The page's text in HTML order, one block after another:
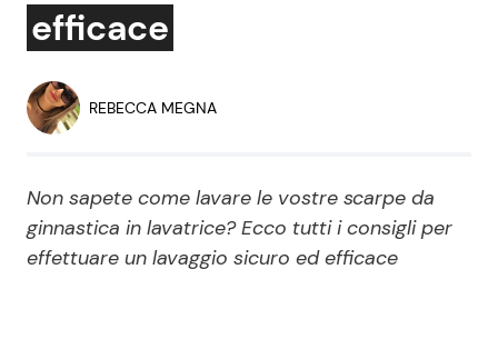
Dal Mondo
Economia
Persone Scomparse
Politica Reality e Talent
Soap Opera
efficace
REBECCA MEGNA
Non sapete come lavare le vostre scarpe da
ginnastica in lavatrice? Ecco tutti i consigli per
effettuare un lavaggio sicuro ed efficace